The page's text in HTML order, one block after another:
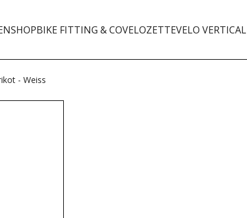
SHOPBIKE FITTING & COVELOZETTEVELO VERTICAL
- Weiss